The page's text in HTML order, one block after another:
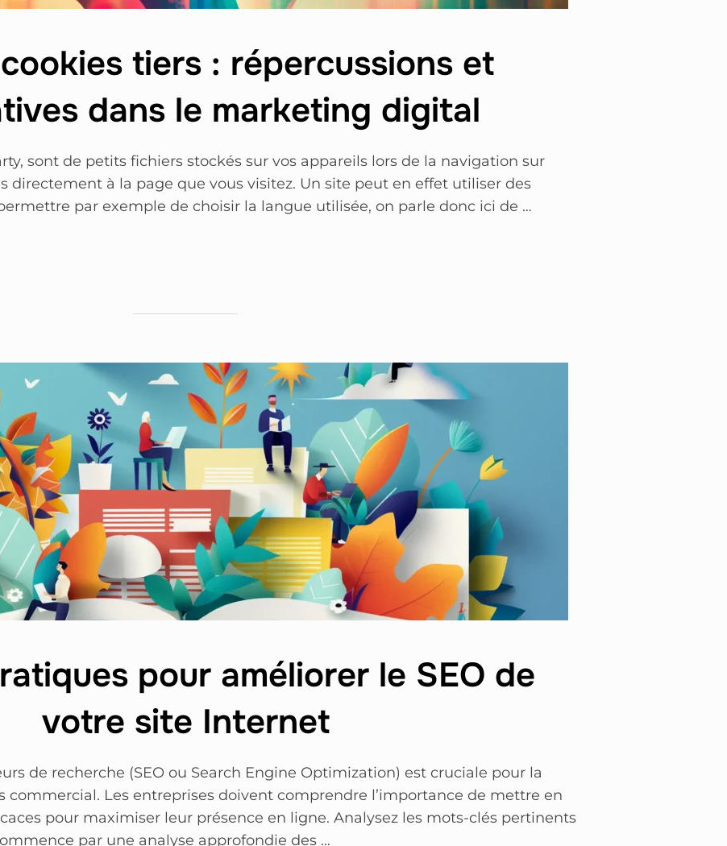
tiers : répercussions et
dans le marketing digital
sont de petits fichiers stockés sur vos appareils lors de la navigation sur
directement à la page que vous visitez. Un site peut en effet utiliser des
par exemple de choisir la langue utilisée, on parle donc ici de …
pour améliorer le SEO de
votre site Internet
de recherche (SEO ou Search Engine Optimization) est cruciale pour la
commercial. Les entreprises doivent comprendre l’importance de mettre en
pour maximiser leur présence en ligne. Analysez les mots-clés pertinents
par une analyse approfondie des …